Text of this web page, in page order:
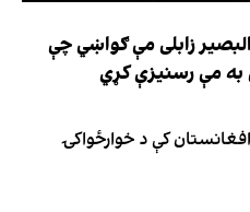
زابلی مې ګواښي چې
به مې رسنیزې کړي
کې د خوارځواکۍ